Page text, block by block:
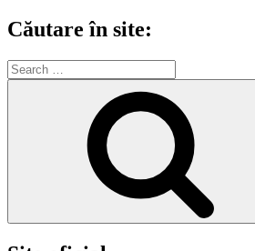
Căutare în site:
Search
for: